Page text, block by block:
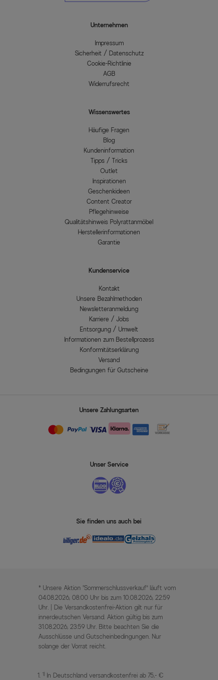
Unternehmen
Impressum
Sicherheit / Datenschutz
Cookie-Richtlinie
AGB
Widerrufsrecht
Wissenswertes
Häufige Fragen
Blog
Kundeninformation
Tipps / Tricks
Outlet
Inspirationen
Geschenkideen
Content Creator
Pflegehinweise
Qualitätshinweis Polyrattanmöbel
Herstellerinformationen
Garantie
Kundenservice
Kontakt
Unsere Bezahlmethoden
Newsletteranmeldung
Karriere / Jobs
Entsorgung / Umwelt
Informationen zum Bestellprozess
Konformitätserklärung
Versand
Bedingungen für Gutscheine
Unsere Zahlungsarten
Unser Service
Sie finden uns auch bei
* Unsere Aktion „Sommerschlussverkauf“ läuft vom
04.08.2026, 08:00 Uhr bis zum 10.08.2026, 22:59
Uhr. | Die Versandkostenfrei-Aktion gilt nur für
innerdeutschen Versand. Aktion gültig bis zum
31.08.2026, 23:59 Uhr. Bitte beachten Sie die
Ausschlüsse und Gutscheinbedingungen. Nur
solange der Vorrat reicht.
1) In Deutschland versandkostenfrei ab 75,- €